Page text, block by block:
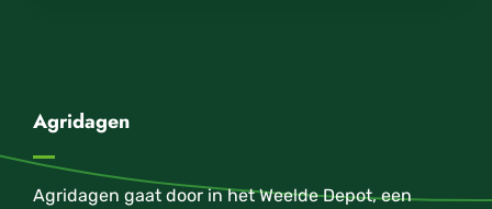
Agridagen
Agridagen gaat door in het Weelde Depot, een